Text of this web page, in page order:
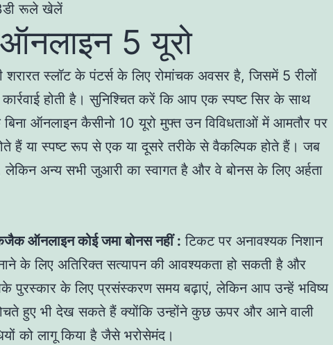
रूले खेलें
5 यूरो
स्लॉट के पंटर्स के लिए रोमांचक अवसर है, जिसमें 5 रीलों
होती है। सुनिश्चित करें कि आप एक स्पष्ट सिर के साथ
ऑनलाइन कैसीनो 10 यूरो मुफ्त उन विविधताओं में आमतौर पर
हैं या स्पष्ट रूप से एक या दूसरे तरीके से वैकल्पिक होते हैं। जब
लेकिन अन्य सभी जुआरी का स्वागत है और वे बोनस के लिए अर्हता
ऑनलाइन कोई जमा बोनस नहीं : टिकट पर अनावश्यक निशान
के लिए अतिरिक्त सत्यापन की आवश्यकता हो सकती है और
पुरस्कार के लिए प्रसंस्करण समय बढ़ाएं, लेकिन आप उन्हें भविष्य
हुए भी देख सकते हैं क्योंकि उन्होंने कुछ ऊपर और आने वाली
को लागू किया है जैसे भरोसेमंद।